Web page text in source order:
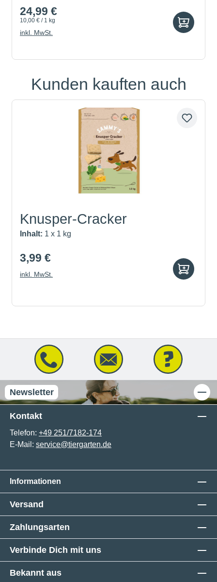
24,99 €
10,00 € / 1 kg
inkl. MwSt.
Produktgalerie überspringen
Kunden kauften auch
Knusper-Cracker
Inhalt: 1 x 1 kg
3,99 €
inkl. MwSt.
Newsletter
Kontakt
Telefon: +49 251/7182-174
E-Mail: service@tiergarten.de
Informationen
Versand
Zahlungsarten
Verbinde Dich mit uns
Bekannt aus